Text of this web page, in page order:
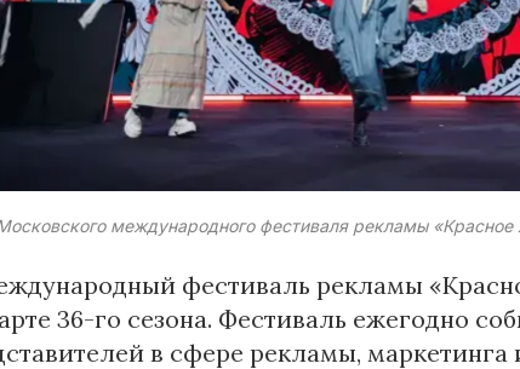
международного фестиваля рекламы «Красное
фестиваль рекламы
36-го сезона. Фестиваль ежегодно
в сфере рекламы, маркетинга